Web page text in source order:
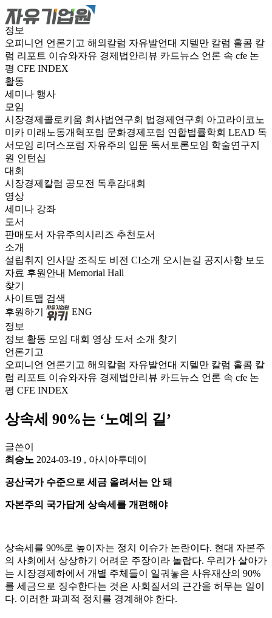
정보
오피니언 언론기고 해외칼럼 자유발언대 지텔만 칼럼 홀콤 칼
럼 리포트 이슈와자유 경제법안리뷰 카드뉴스 언론 속 cfe 논
평 CFE INDEX
활동
세미나 행사
모임
시장경제콜로키움 회사법연구회 법경제연구회 아고라이코노
미카 미래노동개혁포럼 문화경제포럼 연합법률학회 LEAD 독
서모임 리더스포럼 자유주의 입문 독서토론모임 학술연구지
원 인턴십
대회
시장경제칼럼 공모전 독후감대회
영상
세미나 강좌
도서
판매도서 자유주의시리즈 추천도서
소개
설립취지 인사말 조직도 비전 CI소개 오시는길 공지사항 보도
자료 후원안내 Memorial Hall
찾기
사이트맵 검색
후원하기
ENG
정보
정보 활동 모임 대회 영상 도서 소개 찾기
언론기고
오피니언 언론기고 해외칼럼 자유발언대 지텔만 칼럼 홀콤 칼
럼 리포트 이슈와자유 경제법안리뷰 카드뉴스 언론 속 cfe 논
평 CFE INDEX
상속세 90%는 ‘노예의 길’
글쓴이
최승노 2024-03-19 , 아시아투데이
공산국가 수준으로 세금 올려서는 안 돼
자본주의 국가답게 상속세를 개편해야
상속세를 90%로 높이자는 정치 이슈가 논란이다. 현대 자본주
의 사회에서 상상하기 어려운 주장이라 놀랍다. 우리가 살아가
는 시장경제하에서 개별 주체들이 일궈놓은 사유재산의 90%
를 세금으로 징수한다는 것은 사회질서의 근간을 허무는 일이
다. 이러한 파괴적 정치를 경계해야 한다.